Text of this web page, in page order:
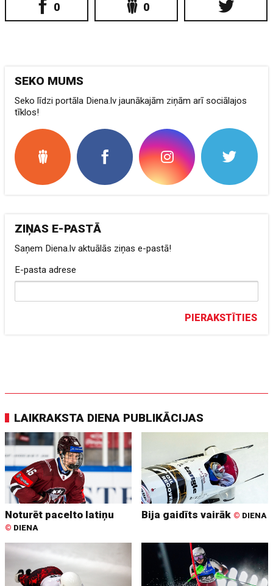
0 0
SEKO MUMS
Seko līdzi portāla Diena.lv jaunākajām ziņām arī sociālajos
tīklos!
ZIŅAS E-PASTĀ
Saņem Diena.lv aktuālās ziņas e-pastā!
E-pasta adrese
PIERAKSTĪTIES
LAIKRAKSTA DIENA PUBLIKĀCIJAS
Noturēt pacelto latiņu
© DIENA
Bija gaidīts vairāk © DIENA